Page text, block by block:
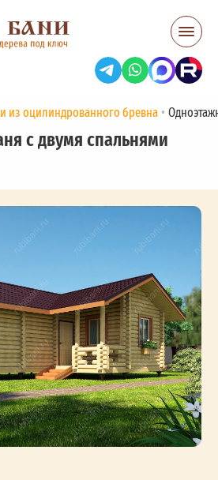
из оцилиндрованного бревна
с двумя спальнями